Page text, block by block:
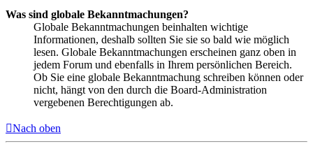
Was sind globale Bekanntmachungen?
Globale Bekanntmachungen beinhalten wichtige
Informationen, deshalb sollten Sie sie so bald wie möglich
lesen. Globale Bekanntmachungen erscheinen ganz oben in
jedem Forum und ebenfalls in Ihrem persönlichen Bereich.
Ob Sie eine globale Bekanntmachung schreiben können oder
nicht, hängt von den durch die Board-Administration
vergebenen Berechtigungen ab.
Nach oben